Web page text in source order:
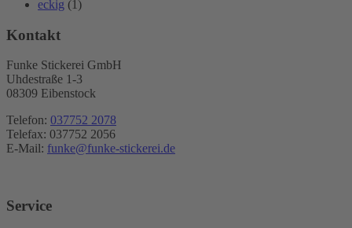
eckig (1)
Kontakt
Funke Stickerei GmbH
Uhdestraße 1-3
08309 Eibenstock
Telefon: 037752 2078
Telefax: 037752 2056
E-Mail: funke@funke-stickerei.de
Service